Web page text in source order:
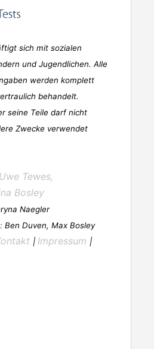
sich mit sozialen
und Jugendlichen. Alle
werden komplett
behandelt.
seine Teile darf nicht
Zwecke verwendet
Tewes,
Bosley
Naegler
Ben Duven, Max Bosley
| Impressum |